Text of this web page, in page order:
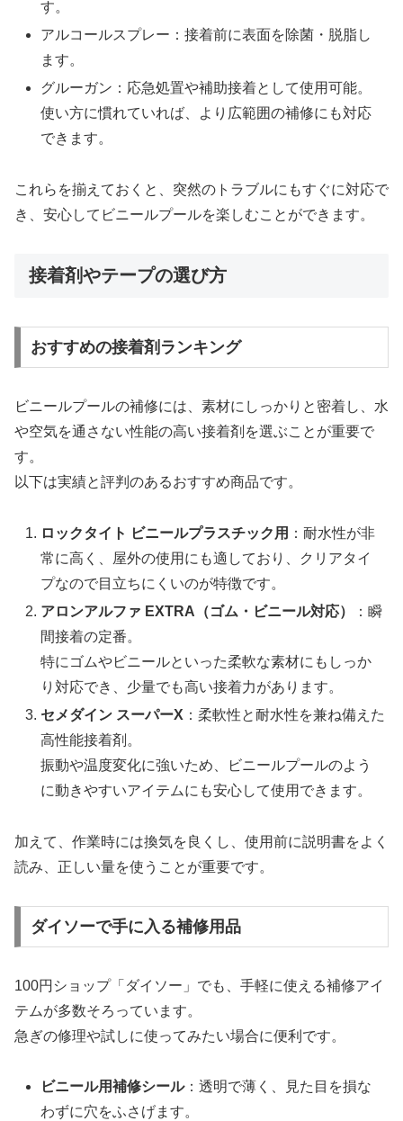
す。
アルコールスプレー：接着前に表面を除菌・脱脂し
ます。
グルーガン：応急処置や補助接着として使用可能。
使い方に慣れていれば、より広範囲の補修にも対応
できます。
これらを揃えておくと、突然のトラブルにもすぐに対応で
き、安心してビニールプールを楽しむことができます。
接着剤やテープの選び方
おすすめの接着剤ランキング
ビニールプールの補修には、素材にしっかりと密着し、水
や空気を通さない性能の高い接着剤を選ぶことが重要で
す。
以下は実績と評判のあるおすすめ商品です。
ロックタイト ビニールプラスチック用 ：耐水性が非
常に高く、屋外の使用にも適しており、クリアタイ
プなので目立ちにくいのが特徴です。
アロンアルファ EXTRA（ゴム・ビニール対応）
：瞬
間接着の定番。
特にゴムやビニールといった柔軟な素材にもしっか
り対応でき、少量でも高い接着力があります。
セメダイン スーパーX ：柔軟性と耐水性を兼ね備えた
高性能接着剤。
振動や温度変化に強いため、ビニールプールのよう
に動きやすいアイテムにも安心して使用できます。
加えて、作業時には換気を良くし、使用前に説明書をよく
読み、正しい量を使うことが重要です。
ダイソーで手に入る補修用品
100円ショップ「ダイソー」でも、手軽に使える補修アイ
テムが多数そろっています。
急ぎの修理や試しに使ってみたい場合に便利です。
ビニール用補修シール：透明で薄く、見た目を損な
わずに穴をふさげます。